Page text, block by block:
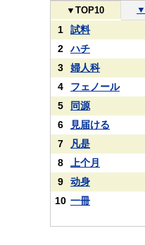
▼ TOP10 ▼
1
試料
2
ハチ
3
婦人科
4
フェノール
5
同源
6
見届ける
7
凡是
8
上个月
9
动身
10 一冊